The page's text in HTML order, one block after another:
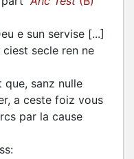
e sun servise [...]
secle ren ne
que, sanz nulle
a ceste foiz vous
par la cause
: